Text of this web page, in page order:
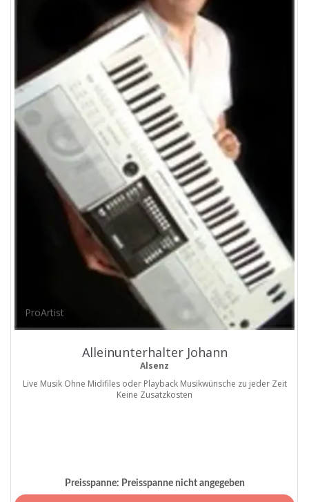
ProArtist
Alleinunterhalter Johann
Alsenz
Live Musik Ohne Midifiles oder Playback Musikwünsche zu jeder Zeit
Keine Zusatzkosten
Preisspanne: Preisspanne nicht angegeben